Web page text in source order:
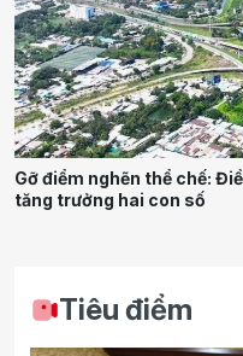
Gỡ điểm nghẽn thể chế:
tăng trưởng hai con số
Tiêu điểm